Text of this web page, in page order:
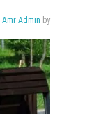
by
Amr Admin